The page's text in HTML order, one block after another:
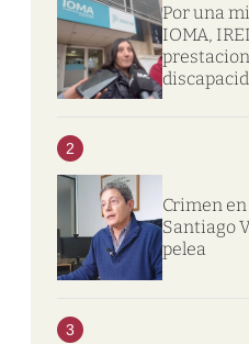
Por una
IOMA,
2
Crimen
Santiago
pelea
3